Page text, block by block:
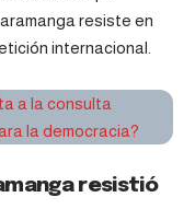
resiste en
internacional.
a la consulta
la democracia?
resistió